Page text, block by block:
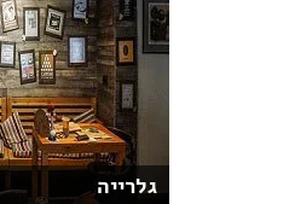
גלרייה